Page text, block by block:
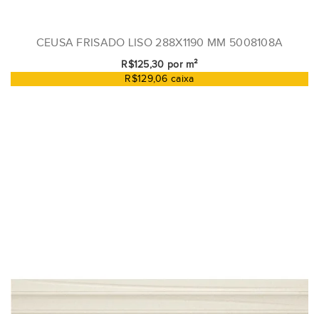
CEUSA FRISADO LISO 288X1190 MM 5008108A
R$125,30 por m²
R$129,06 caixa